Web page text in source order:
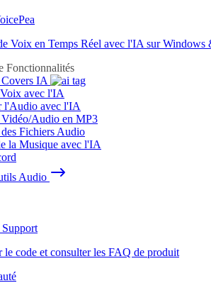
Voix en Temps Réel avec l'IA sur Windows
Fonctionnalités
Covers IA
avec l'IA
l'Audio avec l'IA
Audio en MP3
Fichiers Audio
la Musique avec l'IA
Audio
Support
le code et consulter les FAQ de produit